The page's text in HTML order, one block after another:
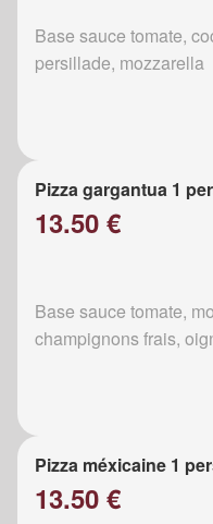
Base sauce tomate,
persillade, mozzarella
Pizza gargantua 1
13.50 €
Base sauce tomate,
champignons frais,
Pizza méxicaine 1
13.50 €